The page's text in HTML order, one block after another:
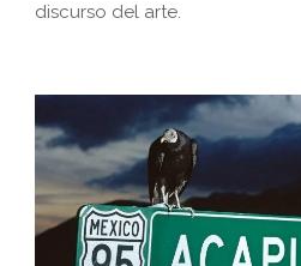
discurso del arte.